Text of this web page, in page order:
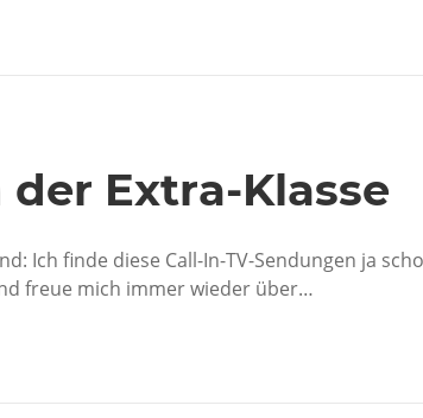
Extra-Klasse
Ich finde diese Call-In-TV-Sendungen ja
freue mich immer wieder über…